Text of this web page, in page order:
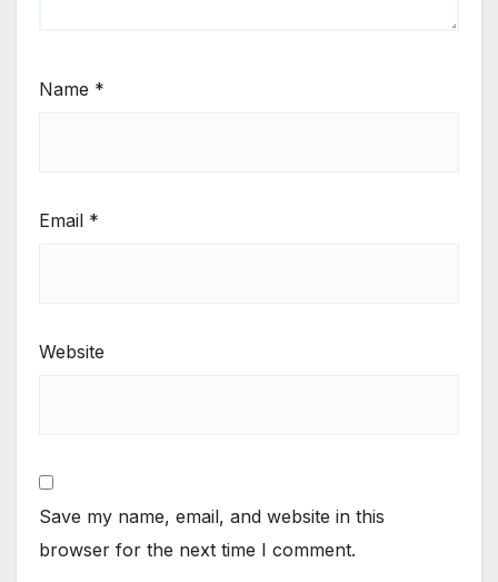
Name *
Email *
Website
Save my name, email, and website in this
browser for the next time I comment.